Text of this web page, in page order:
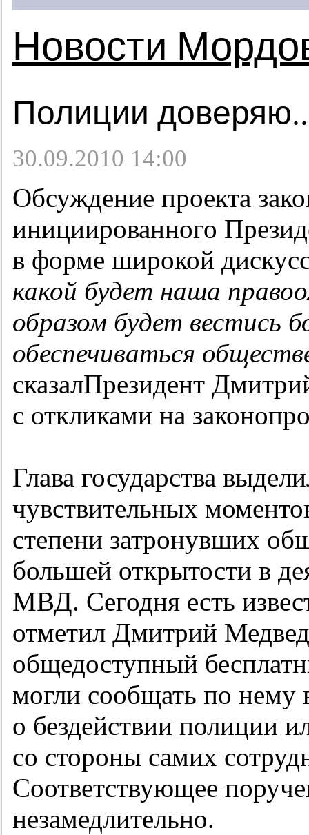
Новости
Полиции
30.09.2010 14:00
Обсуждение проекта
инициированного
в форме широкой
какой будет наша
образом будет вестись
обеспечиваться
сказалПрезидент
с откликами на
Глава государства
чувствительных
степени затронувших
большей открытости в
МВД. Сегодня есть
отметил Дмитрий
общедоступный
могли сообщать по
о бездействии полиции
со стороны самих
Соответствующее
незамедлительно.